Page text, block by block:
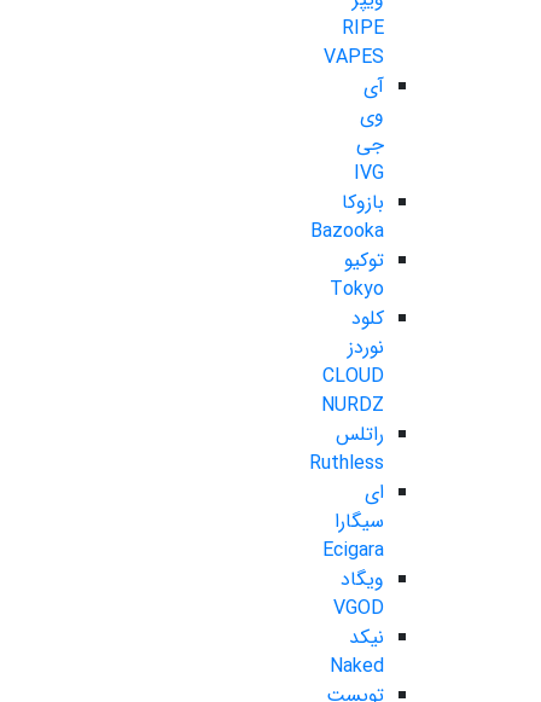
RIPE
VAPES
آی
وی
جی
IVG
بازوکا
Bazooka
توکیو
Tokyo
کلود
نوردز
CLOUD
NURDZ
راتلس
Ruthless
ای
سیگارا
Ecigara
ویگاد
VGOD
نیکد
Naked
تویست